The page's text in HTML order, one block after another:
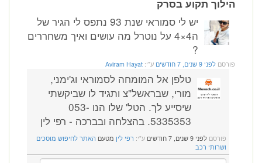
הילוך תקוע בסרק
יש לי סמוראי שנת 93 נתפס לי הגיר של
ה4×4 על נוטרל מה עושים ואיך משחררים
?
פורסם לפני 9 שנים, 7 חודשים ע"י: Aviram Hayat
טלפן אל המומחה לסמוראי וג'ימני,
מורי, שבראשל"צ ותגיד לו שביקשתי
שיסייע לך. הטל' שלו הנו 053-
5335353. בהצלחה ובברכה - רפי לין
פורסם לפני 9 שנים, 7 חודשים ע"י: רפי לין מטעם האתר לחיפוש מוסכים
ושרותי רכב